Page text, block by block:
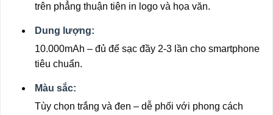
trên phẳng thuận tiện in logo và họa văn.
Dung lượng:
10.000mAh – đủ để sạc đầy 2-3 lần cho smartphone
tiêu chuẩn.
Màu sắc:
Tùy chọn trắng và đen – dễ phối với phong cách